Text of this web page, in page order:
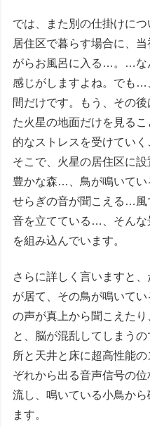
では、また別の仕掛けに
居住区で暮らす場合に、
がらお風呂に入る…。…な
感じがしますよね。でも…
間だけです。もう、その
た火星の地面だけを見る
的なストレスを受けていく
そこで、火星の居住区に
豊かな森…、鳥が鳴いて
せらぎの音が聞こえる…風
音を立てている…、そんな
を組み込んでいます。
さらに詳しく言いますと
が居て、その鳥が鳴いて
の声が真上から聞こえた
と、脳が混乱してしまう
所と天井と床に超高性能
ぞれから出る音声信号の
流し、鳴いている小鳥か
ます。